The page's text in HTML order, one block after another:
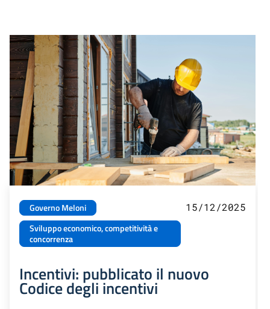
Governo Meloni
Sviluppo economico, competitività e
concorrenza
15/12/2025
Incentivi: pubblicato il nuovo
Codice degli incentivi